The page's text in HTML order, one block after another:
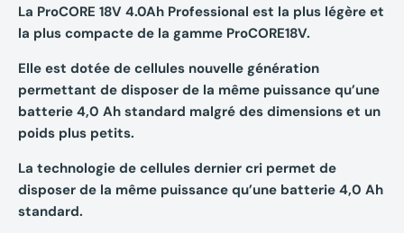
La ProCORE 18V 4.0Ah Professional est la plus légère et
la plus compacte de la gamme ProCORE18V.
Elle est dotée de cellules nouvelle génération
permettant de disposer de la même puissance qu’une
batterie 4,0 Ah standard malgré des dimensions et un
poids plus petits.
La technologie de cellules dernier cri permet de
disposer de la même puissance qu’une batterie 4,0 Ah
standard.